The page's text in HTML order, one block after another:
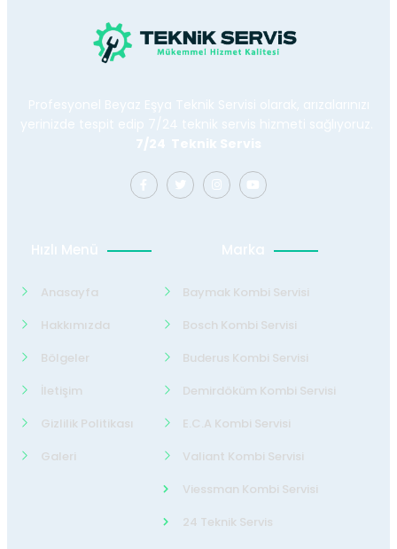
Profesyonel Beyaz Eşya Teknik Servisi olarak, arızalarınızı
yerinizde tespit edip 7/24 teknik servis hizmeti sağlıyoruz.
7/24 Teknik Servis
Hızlı Menü
Anasayfa
Hakkımızda
Bölgeler
İletişim
Gizlilik Politikası
Galeri
Marka
Baymak Kombi Servisi
Bosch Kombi Servisi
Buderus Kombi Servisi
Demirdöküm Kombi Servisi
E.C.A Kombi Servisi
Valiant Kombi Servisi
Viessman Kombi Servisi
24 Teknik Servis